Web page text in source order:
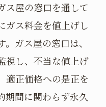
ス屋の窓口を通して
ガス料金を値上げし
ガス屋の窓口は、
視し、不当な値上げ
適正価格への是正を
期間に関わらず永久